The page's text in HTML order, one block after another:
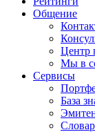
Общение
Центр
Мы в
Сервисы
База